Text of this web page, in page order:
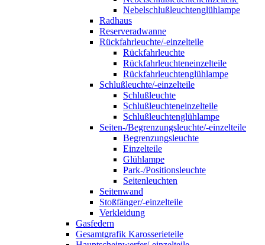
Nebelschlußleuchtenglühlampe
Radhaus
Reserveradwanne
Rückfahrleuchte/-einzelteile
Rückfahrleuchte
Rückfahrleuchteneinzelteile
Rückfahrleuchtenglühlampe
Schlußleuchte/-einzelteile
Schlußleuchte
Schlußleuchteneinzelteile
Schlußleuchtenglühlampe
Seiten-/Begrenzungsleuchte/-einzelteile
Begrenzungsleuchte
Einzelteile
Glühlampe
Park-/Positionsleuchte
Seitenleuchten
Seitenwand
Stoßfänger/-einzelteile
Verkleidung
Gasfedern
Gesamtgrafik Karosserieteile